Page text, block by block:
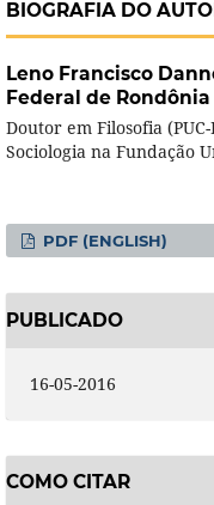
BIOGRAFIA DO
Leno Francisco
Federal de Rondônia
Doutor em Filosofia
Sociologia na Fundação
PDF (ENGLISH)
PUBLICADO
16-05-2016
COMO CITAR